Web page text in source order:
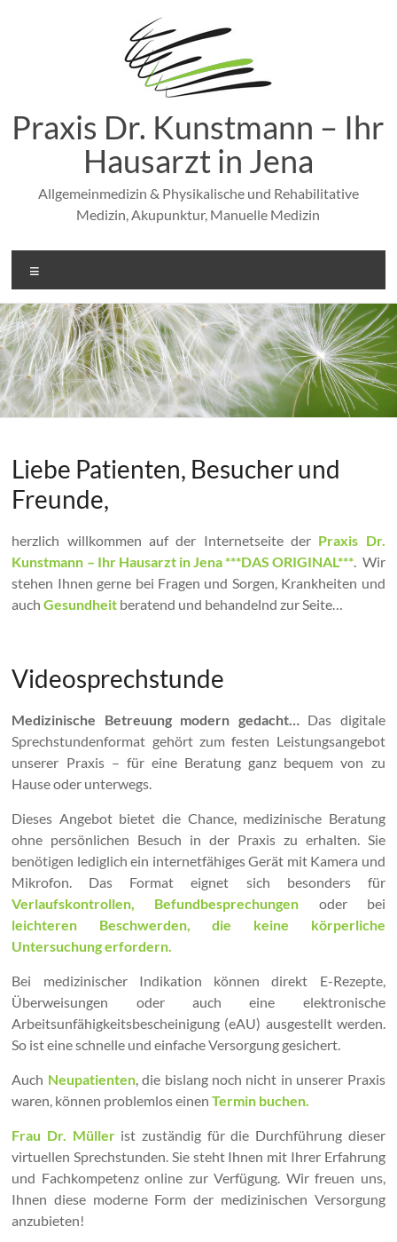
Praxis Dr. Kunstmann – Ihr
Hausarzt in Jena
Allgemeinmedizin & Physikalische und Rehabilitative
Medizin, Akupunktur, Manuelle Medizin
Liebe Patienten, Besucher und
Freunde,
herzlich willkommen auf der Internetseite der Praxis Dr.
Kunstmann – Ihr Hausarzt in Jena ***DAS ORIGINAL***. Wir
stehen Ihnen gerne bei Fragen und Sorgen, Krankheiten und
auchGesundheit beratend und behandelnd zur Seite…
Videosprechstunde
Medizinische Betreuung modern gedacht…Das digitale
Sprechstundenformat gehört zum festen Leistungsangebot
unserer Praxis – für eine Beratung ganz bequem von zu
Hause oder unterwegs.
Dieses Angebot bietet die Chance, medizinische Beratung
ohne persönlichen Besuch in der Praxis zu erhalten. Sie
benötigen lediglich ein internetfähiges Gerät mit Kamera und
Mikrofon. Das Format eignet sich besonders für
Verlaufskontrollen, Befundbesprechungen oder bei
leichteren Beschwerden, die keine körperliche
Untersuchung erfordern.
Bei medizinischer Indikation können direkt E-Rezepte,
Überweisungen oder auch eine elektronische
Arbeitsunfähigkeitsbescheinigung (eAU) ausgestellt werden.
So ist eine schnelle und einfache Versorgung gesichert.
Auch Neupatienten, die bislang noch nicht in unserer Praxis
waren, können problemlos einenTermin buchen.
Frau Dr. Müllerist zuständig für die Durchführung dieser
virtuellen Sprechstunden. Sie steht Ihnen mit Ihrer Erfahrung
und Fachkompetenz online zur Verfügung. Wir freuen uns,
Ihnen diese moderne Form der medizinischen Versorgung
anzubieten!